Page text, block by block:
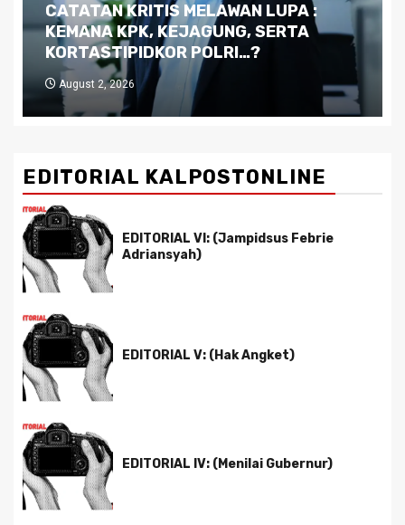
Dilema Kaltim di Tengah Krisis:
Kutukan Sumber Daya Alam dan
Pemimpin yang Tak Kreatif
July 29, 2026
EDITORIAL KALPOSTONLINE
EDITORIAL VI: (Jampidsus Febrie
Adriansyah)
EDITORIAL V: (Hak Angket)
EDITORIAL IV: (Menilai Gubernur)